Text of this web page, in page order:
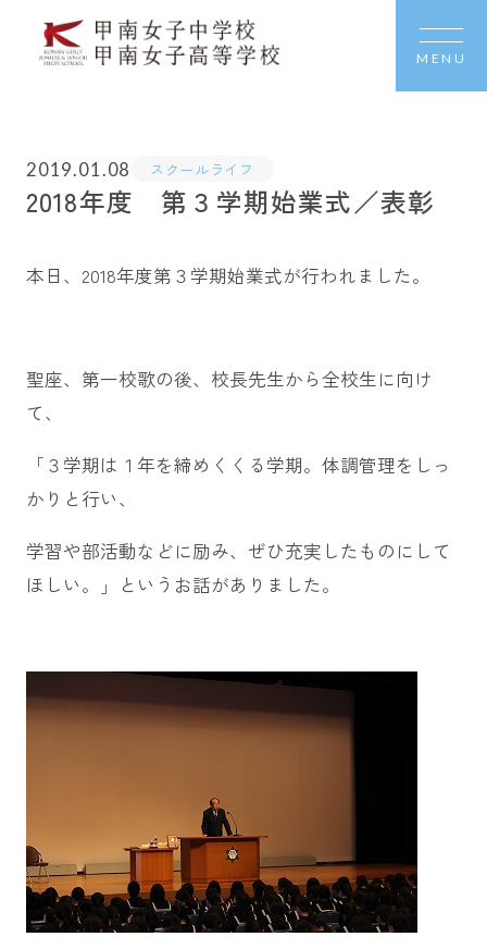
MENU
2019.01.08 スクールライフ
2018年度 第３学期始業式／表彰
本日、2018年度第３学期始業式が行われました。
聖座、第一校歌の後、校長先生から全校生に向け
て、
「３学期は１年を締めくくる学期。体調管理をしっ
かりと行い、
学習や部活動などに励み、ぜひ充実したものにして
ほしい。」というお話がありました。